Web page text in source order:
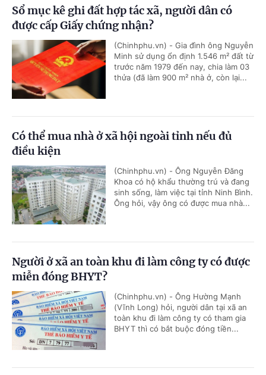
Sổ mục kê ghi đất hợp tác xã, người dân có
được cấp Giấy chứng nhận?
(Chinhphu.vn) - Gia đình ông Nguyễn
Minh sử dụng ổn định 1.546 m² đất từ
trước năm 1979 đến nay, chia làm 03
thửa (đã làm 900 m² nhà ở, còn lại...
Có thể mua nhà ở xã hội ngoài tỉnh nếu đủ
điều kiện
(Chinhphu.vn) - Ông Nguyễn Đăng
Khoa có hộ khẩu thường trú và đang
sinh sống, làm việc tại tỉnh Ninh Bình.
Ông hỏi, vậy ông có được mua nhà...
Người ở xã an toàn khu đi làm công ty có được
miễn đóng BHYT?
(Chinhphu.vn) - Ông Hường Mạnh
(Vĩnh Long) hỏi, người dân tại xã an
toàn khu đi làm công ty có tham gia
BHYT thì có bắt buộc đóng tiền...